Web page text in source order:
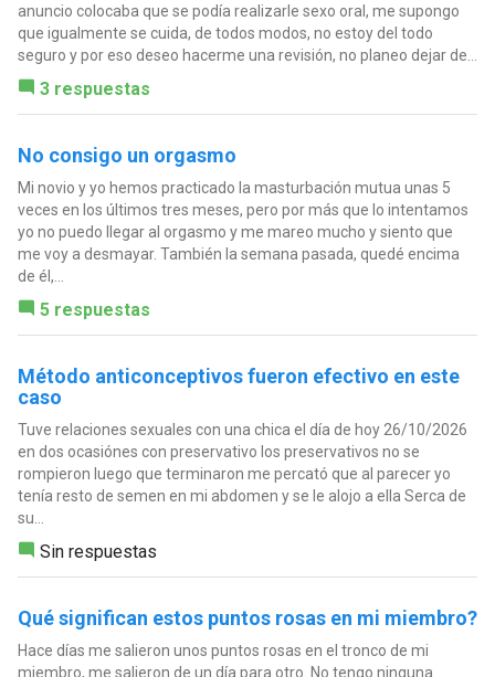
anuncio colocaba que se podía realizarle sexo oral, me supongo
que igualmente se cuida, de todos modos, no estoy del todo
seguro y por eso deseo hacerme una revisión, no planeo dejar de...
3 respuestas
No consigo un orgasmo
Mi novio y yo hemos practicado la masturbación mutua unas 5
veces en los últimos tres meses, pero por más que lo intentamos
yo no puedo llegar al orgasmo y me mareo mucho y siento que
me voy a desmayar. También la semana pasada, quedé encima
de él,...
5 respuestas
Método anticonceptivos fueron efectivo en este
caso
Tuve relaciones sexuales con una chica el día de hoy 26/10/2026
en dos ocasiónes con preservativo los preservativos no se
rompieron luego que terminaron me percató que al parecer yo
tenía resto de semen en mi abdomen y se le alojo a ella Serca de
su...
Sin respuestas
Qué significan estos puntos rosas en mi miembro?
Hace días me salieron unos puntos rosas en el tronco de mi
miembro, me salieron de un día para otro. No tengo ninguna